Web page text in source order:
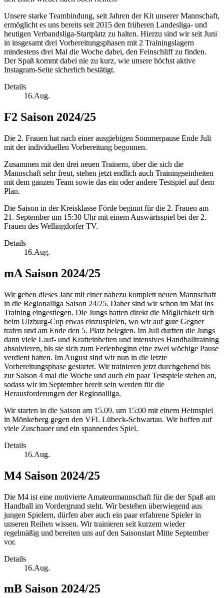
Unsere starke Teambindung, seit Jahren der Kit unserer Mannschaft,
ermöglicht es uns bereits seit 2015 den früheren Landesliga- und
heutigen Verbandsliga-Startplatz zu halten. Hierzu sind wir seit Juni
in insgesamt drei Vorbereitungsphasen mit 2 Trainingslagern
mindestens drei Mal die Woche dabei, den Feinschliff zu finden.
Der Spaß kommt dabei nie zu kurz, wie unsere höchst aktive
Instagram-Seite sicherlich bestätigt.
Details
16.Aug.
F2 Saison 2024/25
Die 2. Frauen hat nach einer ausgiebigen Sommerpause Ende Juli
mit der individuellen Vorbereitung begonnen.
Zusammen mit den drei neuen Trainern, über die sich die
Mannschaft sehr freut, stehen jetzt endlich auch Trainingseinheiten
mit dem ganzen Team sowie das ein oder andere Testspiel auf dem
Plan.
Die Saison in der Kreisklasse Förde beginnt für die 2. Frauen am
21. September um 15:30 Uhr mit einem Auswärtsspiel bei der 2.
Frauen des Wellingdorfer TV.
Details
16.Aug.
mA Saison 2024/25
Wir gehen dieses Jahr mit einer nahezu komplett neuen Mannschaft
in die Regionalliga Saison 24/25. Daher sind wir schon im Mai ins
Training eingestiegen. Die Jungs hatten direkt die Möglichkeit sich
beim Ulzburg-Cup etwas einzuspielen, wo wir auf gute Gegner
trafen und am Ende den 5. Platz belegten. Im Juli durften die Jungs
dann viele Lauf- und Krafteinheiten und intensives Handballtraining
absolvieren, bis sie sich zum Ferienbeginn eine zwei wöchige Pause
verdient hatten. Im August sind wir nun in die letzte
Vorbereitungsphase gestartet. Wir trainieren jetzt durchgehend bis
zur Saison 4 mal die Woche und auch ein paar Testspiele stehen an,
sodass wir im September bereit sein werden für die
Herausforderungen der Regionalliga.
Wir starten in die Saison am 15.09. um 15:00 mit einem Heimspiel
in Mönkeberg gegen den VFL Lübeck-Schwartau. Wir hoffen auf
viele Zuschauer und ein spannendes Spiel.
Details
16.Aug.
M4 Saison 2024/25
Die M4 ist eine motivierte Amateurmannschaft für die der Spaß am
Handball im Vordergrund steht. Wir bestehen überwiegend aus
jungen Spielern, dürfen aber auch ein paar erfahrene Spieler in
unseren Reihen wissen. Wir trainieren seit kurzem wieder
regelmäßig und bereiten uns auf den Saisonstart Mitte September
vor.
Details
16.Aug.
mB Saison 2024/25